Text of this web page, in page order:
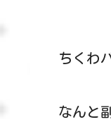
ちくわ
なんと